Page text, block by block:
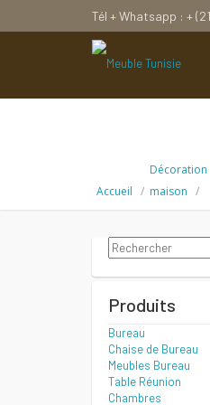
Tél + Whatsapp : +
Accueil
Décoration
maison
Produits
Bureau
Chaise de Bureau
Meubles Bureau
Table Réunion
Chambres